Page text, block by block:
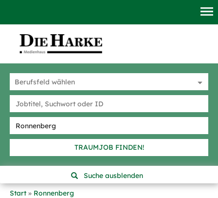
TRAUMJOB FINDEN!
Suche ausblenden
Start
Ronnenberg